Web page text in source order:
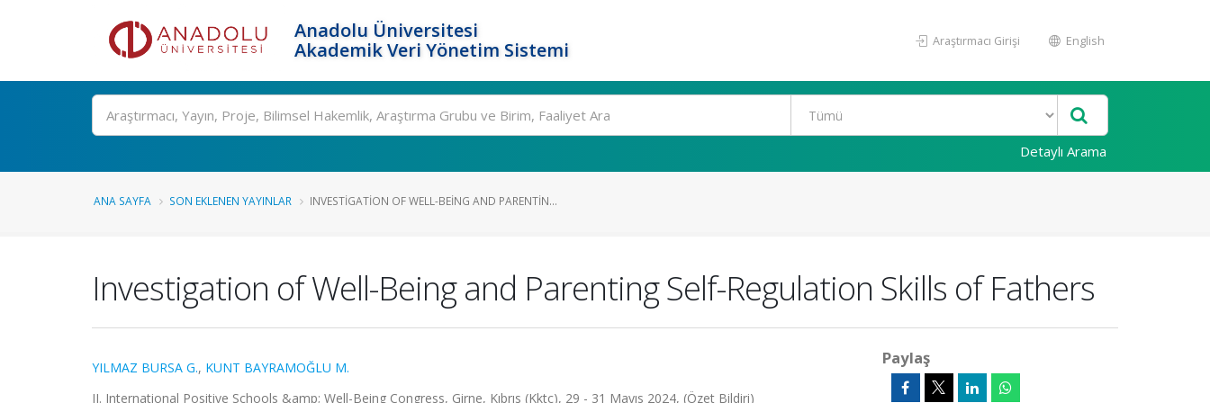
Anadolu Üniversitesi
Akademik Veri Yönetim Sistemi
Araştırmacı Girişi English
Ara
Detaylı Arama
ANA SAYFA SON EKLENEN YAYINLAR INVESTIGATION OF WELL-BEING AND PARENTIN...
Investigation of Well-Being and Parenting Self-Regulation Skills of Fathers
YILMAZ BURSA G., KUNT BAYRAMOĞLU M.
II. International Positive Schools &amp; Well-Being Congress, Girne, Kıbrıs (Kktc), 29 - 31 Mayıs 2024, (Özet Bildiri)
Paylaş